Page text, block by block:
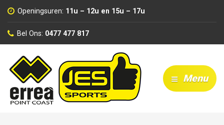
Openingsuren: 11u – 12u en 15u – 17u
Bel Ons: 0477 477 817
Menu